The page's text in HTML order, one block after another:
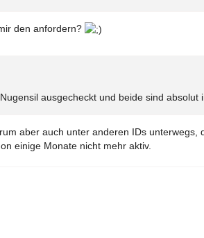
den anfordern?
ausgecheckt und beide sind
aber auch unter anderen IDs
einige Monate nicht mehr aktiv.